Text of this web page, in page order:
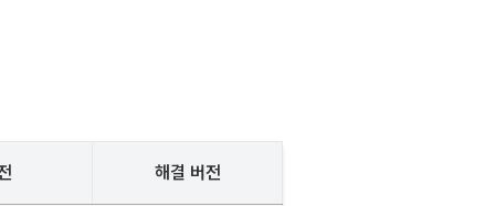
해결 버전